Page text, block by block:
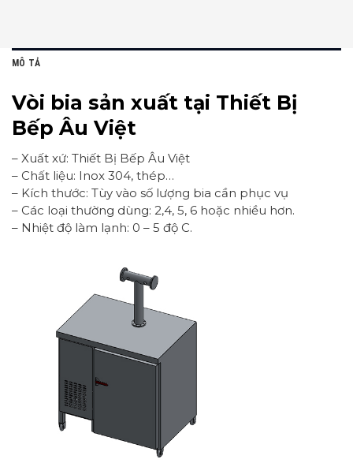
MÔ TẢ
Vòi bia sản xuất tại Thiết Bị
Bếp Âu Việt
– Xuất xứ: Thiết Bị Bếp Âu Việt
– Chất liệu: Inox 304, thép…
– Kích thước: Tùy vào số lượng bia cần phục vụ
– Các loại thường dùng: 2,4, 5, 6 hoặc nhiều hơn.
– Nhiệt độ làm lạnh: 0 – 5 độ C.